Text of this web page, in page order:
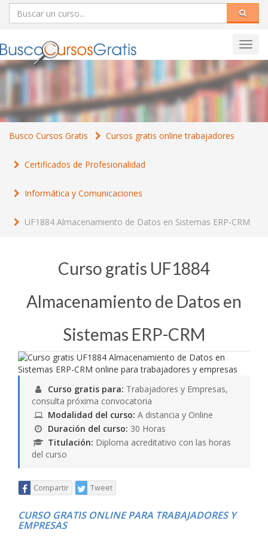
Busco Cursos Gratis Cursos gratis online trabajadores
Certificados de Profesionalidad
Informática y Comunicaciones
UF1884 Almacenamiento de Datos en Sistemas ERP-CRM
Curso gratis UF1884
Almacenamiento de Datos en
Sistemas ERP-CRM
Curso gratis para: Trabajadores y Empresas,
consulta próxima convocatoria
Modalidad del curso: A distancia y Online
Duración del curso: 30 Horas
Titulación: Diploma acreditativo con las horas
del curso
Compartir Tweet
CURSO GRATIS ONLINE PARA TRABAJADORES Y
EMPRESAS